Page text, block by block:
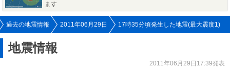
ます
過去の地震情報 2011年06月29日 17時35分頃発生した地震(最大震度1)
地震情報
2011年06月29日17:39発表